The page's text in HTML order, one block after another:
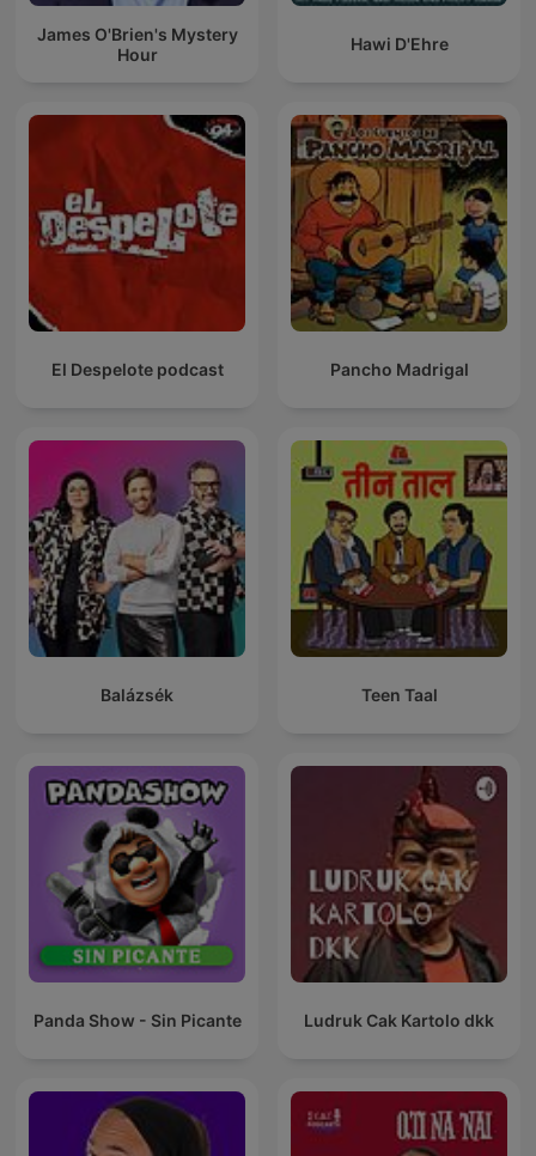
James O'Brien's Mystery
Hour
Hawi D'Ehre
El Despelote podcast Pancho Madrigal
Balázsék Teen Taal
Panda Show - Sin Picante Ludruk Cak Kartolo dkk